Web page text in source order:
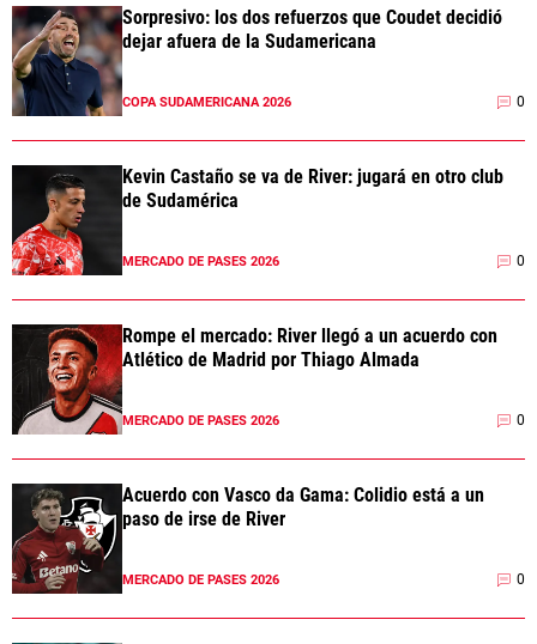
Sorpresivo: los dos refuerzos que Coudet decidió
dejar afuera de la Sudamericana
COPA SUDAMERICANA 2026 0
Kevin Castaño se va de River: jugará en otro club
de Sudamérica
MERCADO DE PASES 2026 0
Rompe el mercado: River llegó a un acuerdo con
Atlético de Madrid por Thiago Almada
MERCADO DE PASES 2026 0
Acuerdo con Vasco da Gama: Colidio está a un
paso de irse de River
MERCADO DE PASES 2026 0